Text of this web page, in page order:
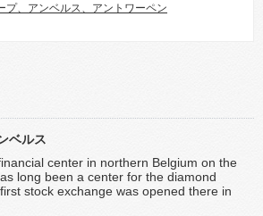
プ、アンベルス、アントワーペン
ベルス
center in northern Belgium on the
long been a center for the diamond
stock exchange was opened there in